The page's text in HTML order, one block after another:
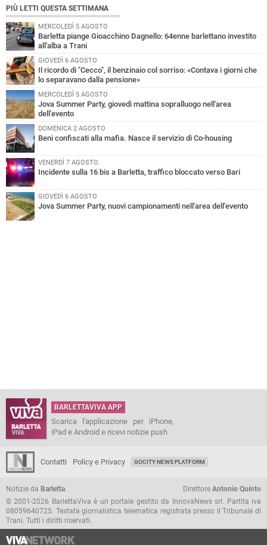
PIÙ LETTI QUESTA SETTIMANA
MERCOLEDÌ 5 AGOSTO
Barletta piange Gioacchino Dagnello: 64enne barlettano investito
all'alba a Trani
GIOVEDÌ 6 AGOSTO
Il ricordo di "Cecco", il benzinaio col sorriso: «Contava i giorni che
lo separavano dalla pensione»
MERCOLEDÌ 5 AGOSTO
Jova Summer Party, giovedì mattina sopralluogo nell'area
dell'evento
DOMENICA 2 AGOSTO
Beni confiscati alla mafia. Nasce il servizio di Co-housing
VENERDÌ 7 AGOSTO
Incidente sulla 16 bis a Barletta, traffico bloccato verso Bari
GIOVEDÌ 6 AGOSTO
Jova Summer Party, nuovi campionamenti nell'area dell'evento
BARLETTAVIVA APP
Scarica l'applicazione per iPhone,
iPad e Android e ricevi notizie push
Contatti Policy e Privacy GOCITY NEWS PLATFORM
Notizie da Barletta Direttore Antonio Quinto
© 2001-2026 BarlettaViva è un portale gestito da InnovaNews srl. Partita iva
08059640725. Testata giornalistica telematica registrata presso il Tribunale di
Trani. Tutti i diritti riservati.